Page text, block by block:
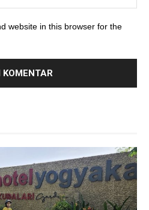
website in this browser for the